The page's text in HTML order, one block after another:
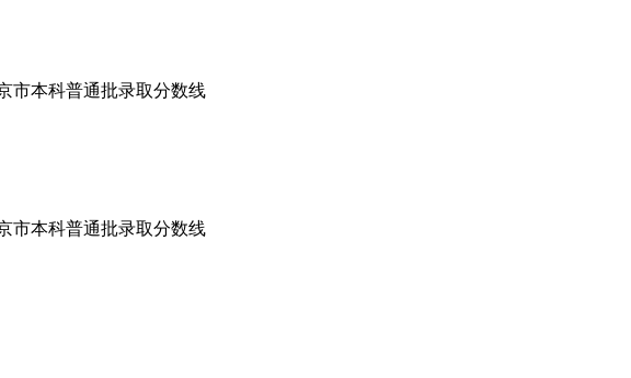
市本科普通批录取分数线
市本科普通批录取分数线